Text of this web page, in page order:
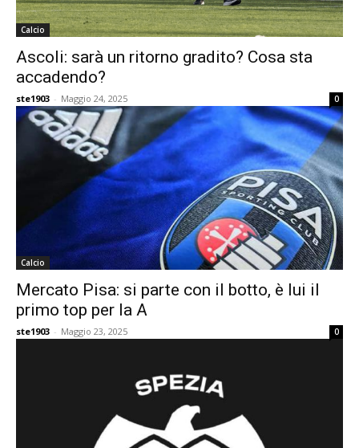
Calcio
Ascoli: sarà un ritorno gradito? Cosa sta
accadendo?
ste1903 - Maggio 24, 2025 0
Calcio
Mercato Pisa: si parte con il botto, è lui il
primo top per la A
ste1903 - Maggio 23, 2025 0